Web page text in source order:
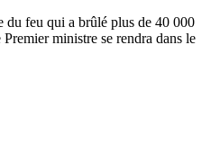
du feu qui a brûlé plus de 40 000
ministre se rendra dans le